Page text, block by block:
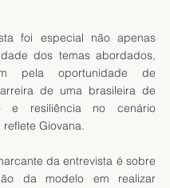
foi especial não apenas
dos temas abordados,
pela oportunidade de
de uma brasileira de
e resiliência no cenário
reflete Giovana.
da entrevista é sobre
da modelo em realizar